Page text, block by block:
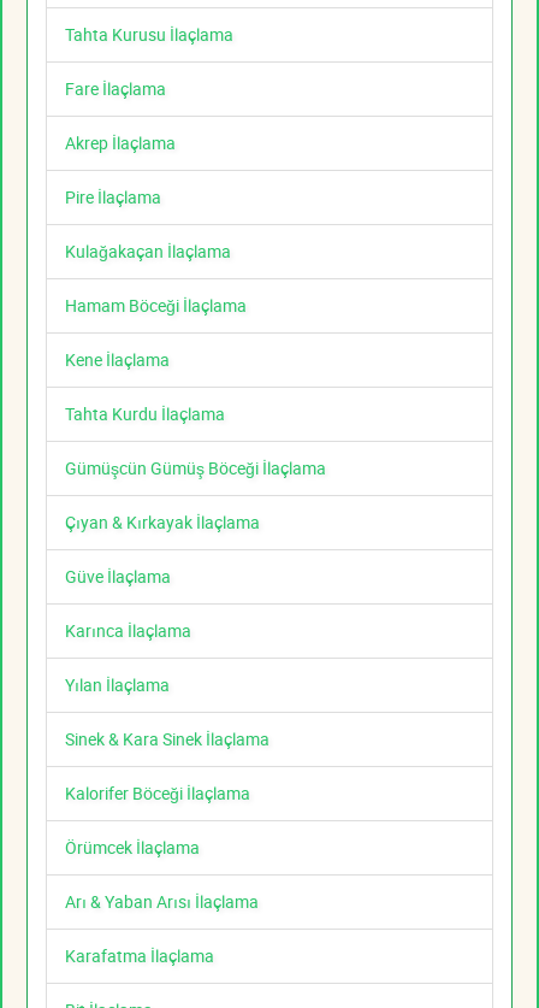
Tahta Kurusu İlaçlama
Fare İlaçlama
Akrep İlaçlama
Pire İlaçlama
Kulağakaçan İlaçlama
Hamam Böceği İlaçlama
Kene İlaçlama
Tahta Kurdu İlaçlama
Gümüşcün Gümüş Böceği İlaçlama
Çıyan & Kırkayak İlaçlama
Güve İlaçlama
Karınca İlaçlama
Yılan İlaçlama
Sinek & Kara Sinek İlaçlama
Kalorifer Böceği İlaçlama
Örümcek İlaçlama
Arı & Yaban Arısı İlaçlama
Karafatma İlaçlama